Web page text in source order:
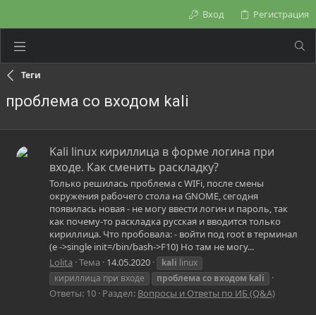
Вход Регистрация
Теги
проблема со входом kali
Kali linux кириллица в форме логина при
входе. Как сменить раскладку?
Только решилась проблема с WIFi, после смены
окружения рабочего стола на GNOME, сегодня
появилась новая - не могу ввести логин и пароль, так
как почему-то раскладка русская и вводится только
кириллица. Что пробовала: - войти под root в терминал
(e ->single init=/bin/bash->F10) Но там не могу...
Lolita Тема 14.05.2020 kali linux
кириллица при входе
проблемасо входом kali
Ответы: 10 Раздел: Вопросы и Ответы по ИБ (Q&A)